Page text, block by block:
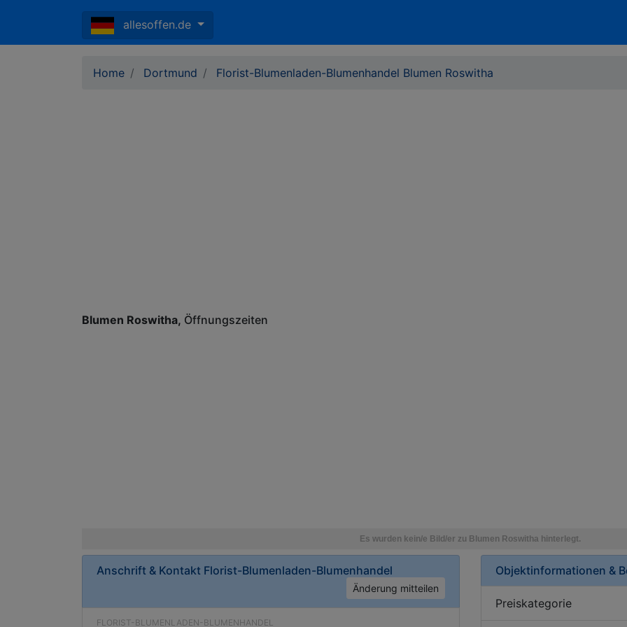
allesoffen.de
Home Dortmund Florist-Blumenladen-Blumenhandel Blumen Roswitha
Blumen Roswitha Öffnungszeiten
Anschrift & Kontakt Florist-Blumenladen-Blumenhandel
Änderung mitteilen
FLORIST-BLUMENLADEN-BLUMENHANDEL
Objektinformationen &
Preiskategorie